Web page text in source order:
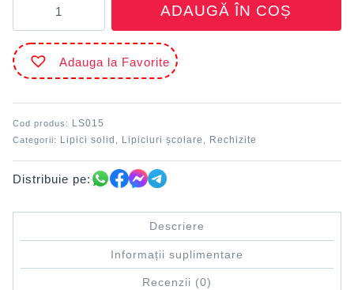
solid
15
g
DACO
ADAUGĂ ÎN COȘ
Adauga la Favorite
Cod produs: LS015
Categorii: Lipici solid , Lipiciuri școlare , Rechizite
Distribuie pe:
Descriere
Informații suplimentare
Recenzii (0)